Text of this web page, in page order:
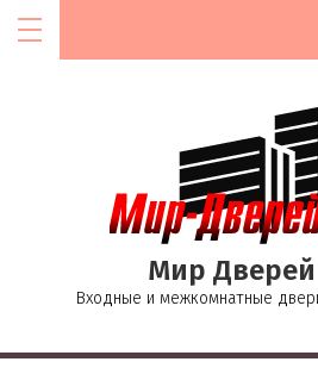
Мир Дверей
Входные и межкомнатные
Цена (руб.):
Название: